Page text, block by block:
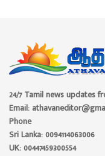
24/7 Tamil news updates
Email:
Phone
Sri Lanka: 0094114063006
UK: 00447459300554